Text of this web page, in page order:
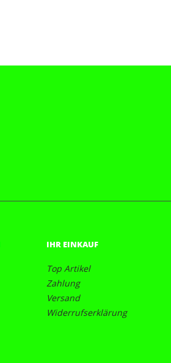
IHR EINKAUF
Top Artikel
Zahlung
Versand
Widerrufserklärung